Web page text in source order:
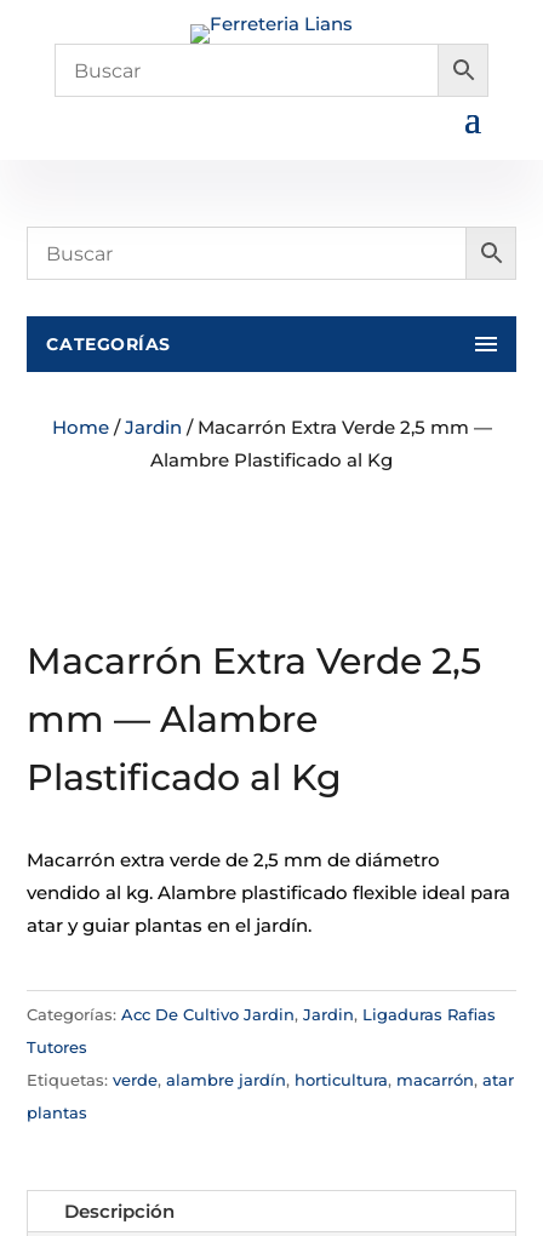
CATEGORÍAS
Home/Jardin / Macarrón Extra Verde 2,5 mm —
Alambre Plastificado al Kg
Macarrón Extra Verde 2,5
mm — Alambre
Plastificado al Kg
Macarrón extra verde de 2,5 mm de diámetro
vendido al kg. Alambre plastificado flexible ideal para
atar y guiar plantas en el jardín.
Categorías:Acc De Cultivo Jardin,Jardin, Ligaduras Rafias
Tutores
Etiquetas:verde,alambre jardín, horticultura, macarrón,atar
plantas
Descripción